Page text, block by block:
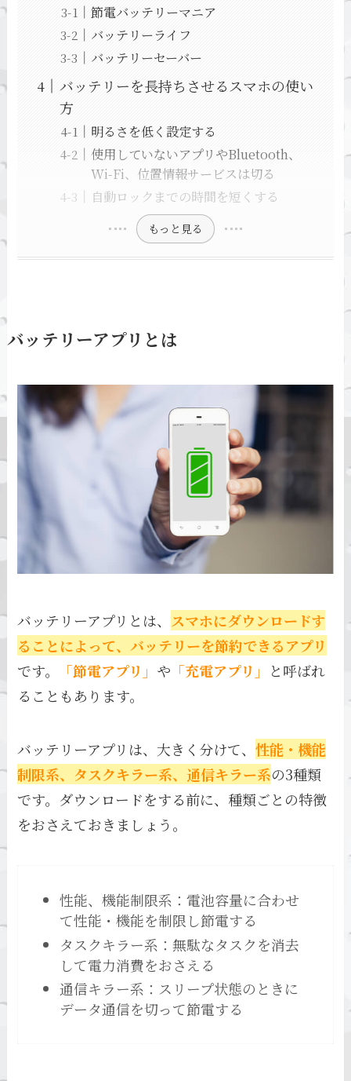
節電バッテリーマニア
バッテリーライフ
バッテリーセーバー
バッテリーを長持ちさせるスマホの使い
方
明るさを低く設定する
使用していないアプリやBluetooth、
Wi-Fi、位置情報サービスは切る
自動ロックまでの時間を短くする
もっと見る
バッテリーアプリとは
バッテリーアプリとは、 スマホにダウンロードす
ることによって、バッテリーを節約できるアプリ
です。
「節電アプリ」 や 「充電アプリ」
と呼ばれ
ることもあります。
バッテリーアプリは、大きく分けて、性能・機能
制限系、タスクキラー系、通信キラー系の3種類
です。ダウンロードをする前に、種類ごとの特徴
をおさえておきましょう。
性能、機能制限系：電池容量に合わせ
て性能・機能を制限し節電する
タスクキラー系：無駄なタスクを消去
して電力消費をおさえる
通信キラー系：スリープ状態のときに
データ通信を切って節電する